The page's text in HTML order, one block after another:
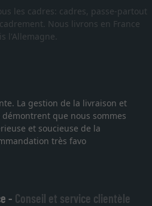
les cadres: cadres, passe-partout
Nous livrons en France
l'Allemagne.
La gestion de la livraison et
que nous sommes
et soucieuse de la
très favo
- Conseil et service clientèle